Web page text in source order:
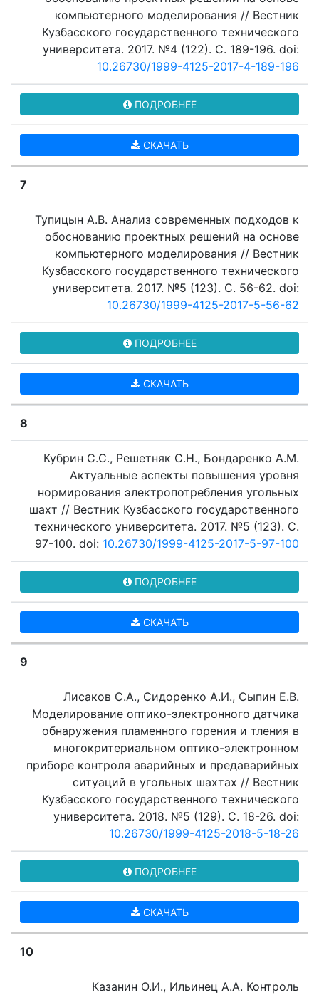
компьютерного моделирования // Вестник
Кузбасского государственного технического
университета. 2017. №4 (122). C. 189-196. doi:
10.26730/1999-4125-2017-4-189-196
ПОДРОБНЕЕ
СКАЧАТЬ
7
Тупицын А.В. Анализ современных подходов к
обоснованию проектных решений на основе
компьютерного моделирования // Вестник
Кузбасского государственного технического
университета. 2017. №5 (123). C. 56-62. doi:
10.26730/1999-4125-2017-5-56-62
ПОДРОБНЕЕ
СКАЧАТЬ
8
Кубрин С.С., Решетняк С.Н., Бондаренко А.М.
Актуальные аспекты повышения уровня
нормирования электропотребления угольных
шахт // Вестник Кузбасского государственного
технического университета. 2017. №5 (123). C.
97-100. doi: 10.26730/1999-4125-2017-5-97-100
ПОДРОБНЕЕ
СКАЧАТЬ
9
Лисаков С.А., Сидоренко А.И., Сыпин Е.В.
Моделирование оптико-электронного датчика
обнаружения пламенного горения и тления в
многокритериальном оптико-электронном
приборе контроля аварийных и предаварийных
ситуаций в угольных шахтах // Вестник
Кузбасского государственного технического
университета. 2018. №5 (129). C. 18-26. doi:
10.26730/1999-4125-2018-5-18-26
ПОДРОБНЕЕ
СКАЧАТЬ
10
Казанин О.И., Ильинец А.А. Контроль